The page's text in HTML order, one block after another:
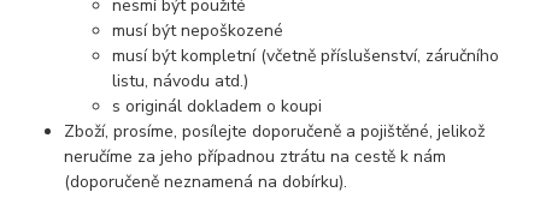
nesmí být použité
musí být nepoškozené
musí být kompletní (včetně příslušenství, záručního
listu, návodu atd.)
s originál dokladem o koupi
Zboží, prosíme, posílejte doporučeně a pojištěné, jelikož
neručíme za jeho případnou ztrátu na cestě k nám
(doporučeně neznamená na dobírku).